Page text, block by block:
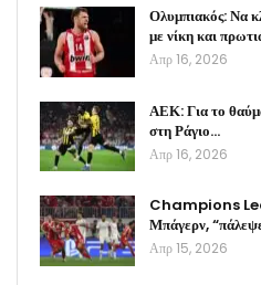
Ολυμπιακός: Να
με νίκη και
Απρ 16, 2026
ΑΕΚ: Για το
στη Ράγιο…
Απρ 16, 2026
Champions
Μπάγερν,
Απρ 15, 2026